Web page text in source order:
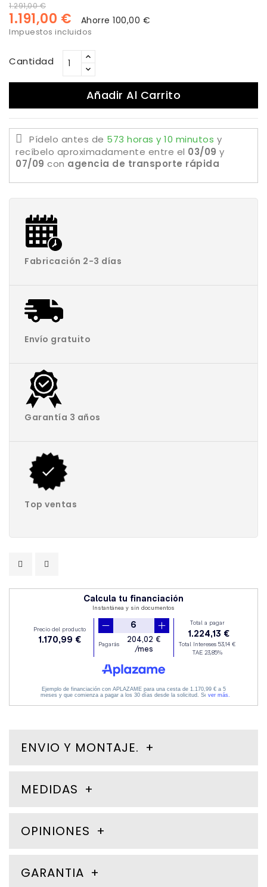
1.291,00 €
1.191,00 € Ahorre 100,00 €
Impuestos incluidos
Cantidad
Añadir Al Carrito
Pídelo antes de 573 horas y 10 minutos y
recíbelo aproximadamente entre el 03/09 y
07/09 con agencia de transporte rápida
Fabricación 2-3 días
Envío gratuito
Garantía 3 años
Top ventas
ENVIO Y MONTAJE.
MEDIDAS
OPINIONES
GARANTIA